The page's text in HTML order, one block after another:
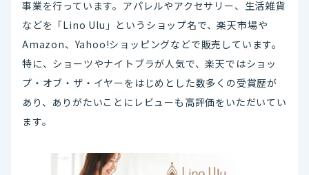
事業を行っています。アパレルやアクセサリー、生活雑貨
などを「Lino Ulu」というショップ名で、楽天市場や
Amazon、Yahoo!ショッピングなどで販売しています。
特に、ショーツやナイトブラが人気で、楽天ではショッ
プ・オブ・ザ・イヤーをはじめとした数多くの受賞歴が
あり、ありがたいことにレビューも高評価をいただいてい
ます。